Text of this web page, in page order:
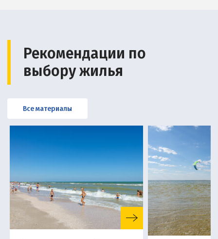
Рекомендации по
выбору жилья
Все материалы